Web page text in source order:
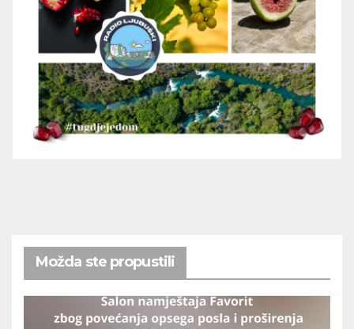
Možda ste propustili